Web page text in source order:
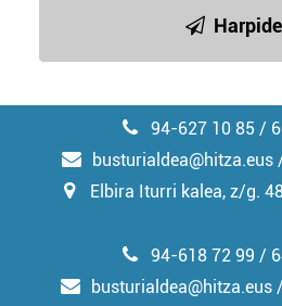
94-627 10 85 /
busturialdea@hitza.eus
Elbira Iturri kalea, z/g.
94-618 72 99 /
busturialdea@hitza.eus